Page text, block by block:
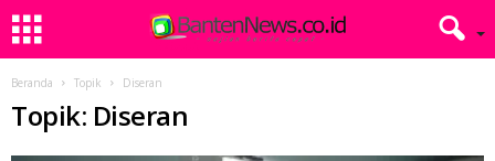
Beranda Topik Diseran
Topik: Diseran